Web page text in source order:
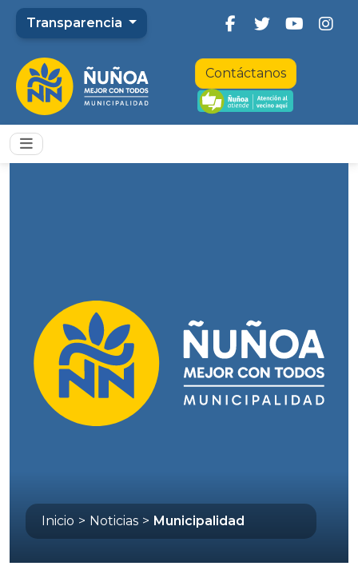
Transparencia
Contáctanos
Inicio > Noticias > Municipalidad